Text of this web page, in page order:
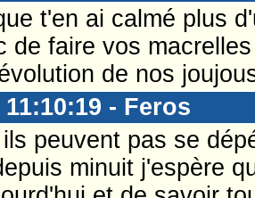
t'en ai calmé plus
de faire vos
de nos
11:10:19 - Feros
peuvent pas se
minuit j'espère